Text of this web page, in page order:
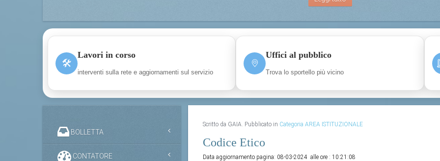
🛠
Lavori in corso
interventi sulla rete e aggiornamenti sul servizio
Uffici al pubblico
Trova lo sportello più vicino
Scritto da GAIA. Pubblicato in Categoria AREA ISTITUZIONALE
Codice Etico
Data aggiornamento pagina: 08-03-2024 alle ore :10:21:08
BOLLETTA
CONTATORE